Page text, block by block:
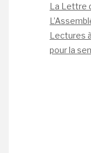
La Lettre
Lectures
pour la